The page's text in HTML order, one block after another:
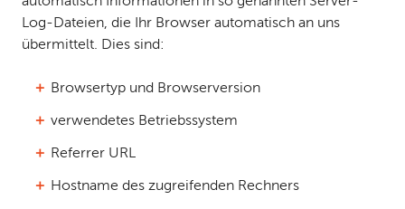
Log-Dateien, die Ihr Browser automatisch an uns
übermittelt. Dies sind:
Browsertyp und Browserversion
verwendetes Betriebssystem
Referrer URL
Hostname des zugreifenden Rechners